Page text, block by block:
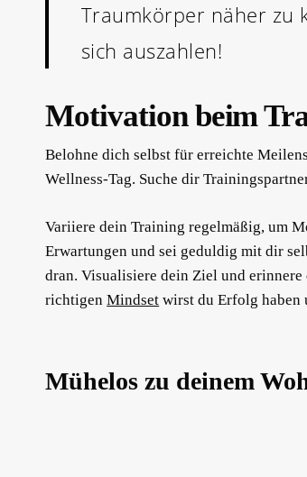
Traumkörper näher zu
sich auszahlen!
Motivation beim
Belohne dich selbst für erreichte
Wellness-Tag. Suche dir
Variiere dein Training regelmäßig, um
Erwartungen und sei geduldig mit dir
dran. Visualisiere dein Ziel und
richtigenMindset wirst du Erfolg haben
Mühelos zu deinem